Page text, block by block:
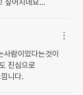
싶어지네요...
람이있다는것이
진심으로
니다.